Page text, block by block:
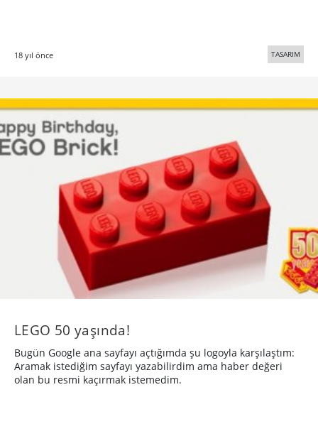
18 yıl önce TASARIM
LEGO 50 yaşında!
Bugün Google ana sayfayı açtığımda şu logoyla karşılaştım:
Aramak istediğim sayfayı yazabilirdim ama haber değeri
olan bu resmi kaçırmak istemedim.